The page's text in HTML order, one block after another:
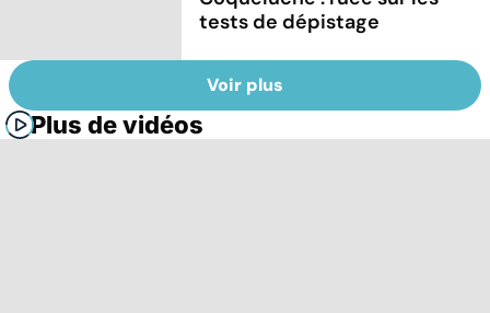
tests de dépistage
Voir plus
Plus de vidéos